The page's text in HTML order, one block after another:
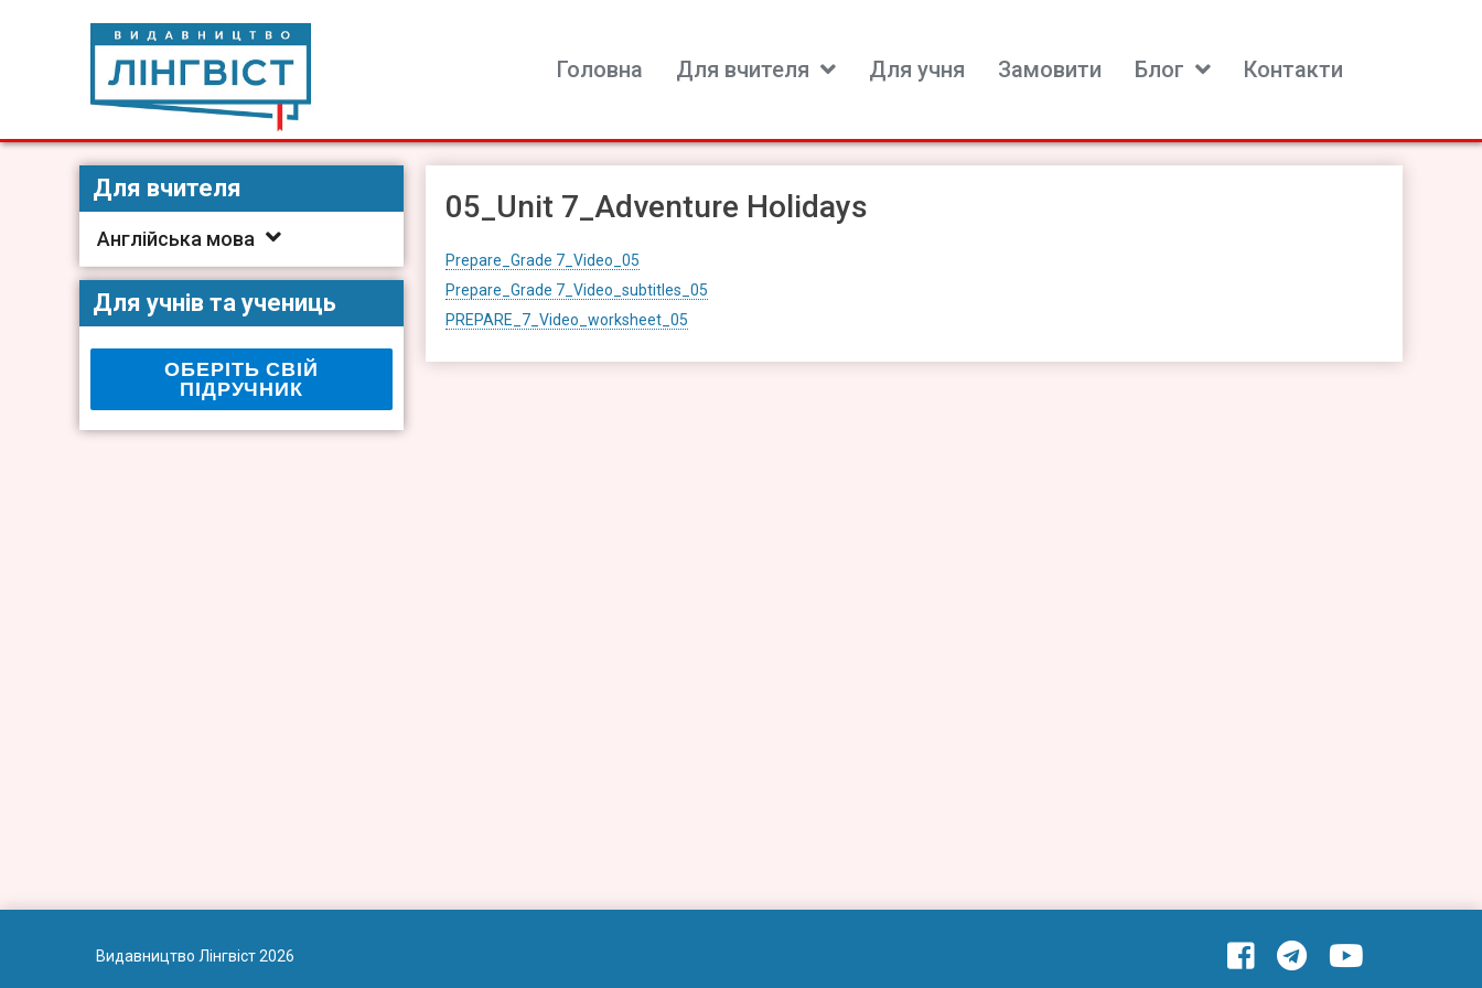
Видавництво Лінгвіст
Видавництво Лінгвіст – адаптація та створення видань для вивчення іноземних мов
Головна Для вчителя Для учня Замовити Блог Контакти
05_Unit 7_Adventure Holidays
Prepare_Grade 7_Video_05
Prepare_Grade 7_Video_subtitles_05
PREPARE_7_Video_worksheet_05
Для вчителя
Англійська мова
Для учнів та учениць
ОБЕРІТЬ СВІЙ
ПІДРУЧНИК
Видавництво Лінгвіст 2026